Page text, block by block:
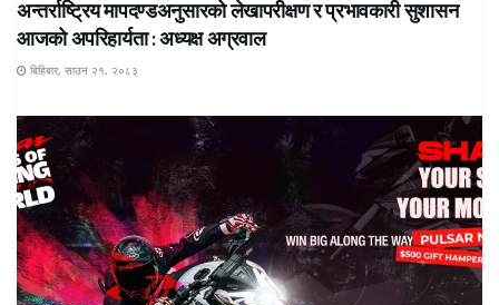
अन्तर्राष्ट्रिय मापदण्डअनुसारको लेखापरीक्षण र प्रभावकारी सुशासन
आजको अपरिहार्यता : अध्यक्ष अग्रवाल
बिहिबार, साउन २१, २०८३